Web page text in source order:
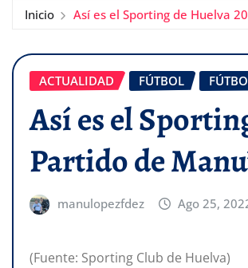
Inicio Así es el Sporting de Huelva
ACTUALIDAD FÚTBOL
Así es el
Partido de
manulopezfdez Ago 25,
(Fuente: Sporting Club de Huelva)